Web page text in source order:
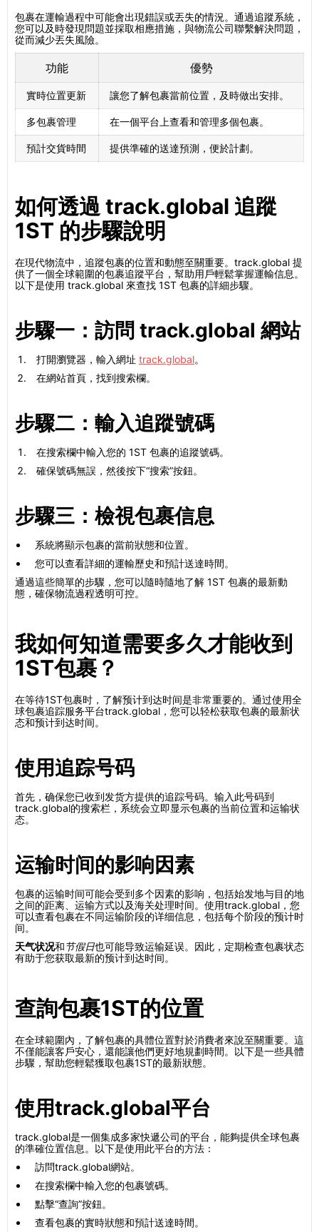
包裹在運輸過程中可能會出現錯誤或丟失的情況。通過追蹤系統，
您可以及時發現問題並採取相應措施，與物流公司聯繫解決問題，
從而減少丟失風險。
功能 優勢
實時位置更新 讓您了解包裹當前位置，及時做出安排。
多包裹管理 在一個平台上查看和管理多個包裹。
預計交貨時間 提供準確的送達預測，便於計劃。
如何透過 track.global 追蹤
1ST 的步驟說明
在現代物流中，追蹤包裹的位置和動態至關重要。track.global 提
供了一個全球範圍的包裹追蹤平台，幫助用戶輕鬆掌握運輸信息。
以下是使用 track.global 來查找 1ST 包裹的詳細步驟。
步驟一：訪問 track.global 網站
打開瀏覽器，輸入網址 track.global。
在網站首頁，找到搜索欄。
步驟二：輸入追蹤號碼
在搜索欄中輸入您的 1ST 包裹的追蹤號碼。
確保號碼無誤，然後按下“搜索”按鈕。
步驟三：檢視包裹信息
系統將顯示包裹的當前狀態和位置。
您可以查看詳細的運輸歷史和預計送達時間。
通過這些簡單的步驟，您可以隨時隨地了解 1ST 包裹的最新動
態，確保物流過程透明可控。
我如何知道需要多久才能收到
1ST包裹？
在等待1ST包裹时，了解预计到达时间是非常重要的。通过使用全
球包裹追踪服务平台track.global，您可以轻松获取包裹的最新状
态和预计到达时间。
使用追踪号码
首先，确保您已收到发货方提供的追踪号码。输入此号码到
track.global的搜索栏，系统会立即显示包裹的当前位置和运输状
态。
运输时间的影响因素
包裹的运输时间可能会受到多个因素的影响，包括始发地与目的地
之间的距离、运输方式以及海关处理时间。使用track.global，您
可以查看包裹在不同运输阶段的详细信息，包括每个阶段的预计时
间。
天气状况和节假日也可能导致运输延误。因此，定期检查包裹状态
有助于您获取最新的预计到达时间。
查詢包裹1ST的位置
在全球範圍內，了解包裹的具體位置對於消費者來說至關重要。這
不僅能讓客戶安心，還能讓他們更好地規劃時間。以下是一些具體
步驟，幫助您輕鬆獲取包裹1ST的最新狀態。
使用track.global平台
track.global是一個集成多家快遞公司的平台，能夠提供全球包裹
的準確位置信息。以下是使用此平台的方法：
訪問track.global網站。
在搜索欄中輸入您的包裹號碼。
點擊“查詢”按鈕。
查看包裹的實時狀態和預計送達時間。